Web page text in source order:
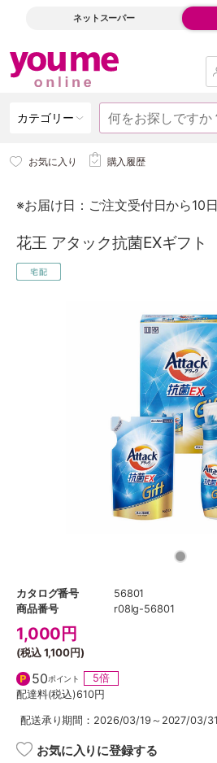
ネットスーパー
カテゴリー
お気に入り 購入履歴
※お届け日：ご注文受付日から10
花王 アタック抗菌EXギフト
カタログ番号
56801
商品番号
r08lg-56801
1,000 円
(税込1,100円)
50ポイント
5倍
配達料(税込)610円
配送承り期間：2026/03/19～2027/03/31
お気に入りに登録する